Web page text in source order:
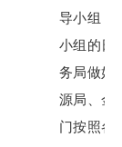
导小组，
小组的日
务局做好
源局、金
门按照各